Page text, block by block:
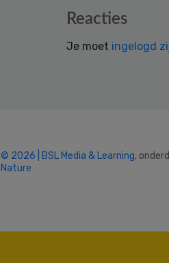
Reacties
Je moet ingelogd
© 2026 | BSL Media & Learning,
Nature